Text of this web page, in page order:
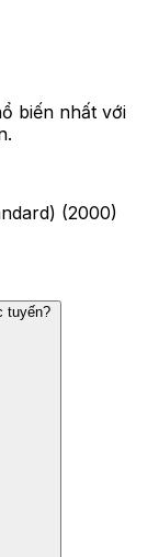
biến nhất với
(2000)
tuyến?